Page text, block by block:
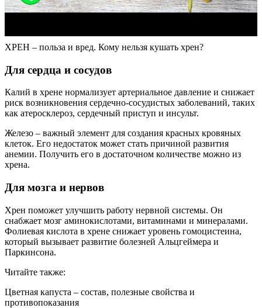
ХРЕН – польза и вред. Кому нельзя кушать хрен?
Для сердца и сосудов
Калий в хрене нормализует артериальное давление и снижает
риск возникновения сердечно-сосудистых заболеваний, таких
как атеросклероз, сердечный приступ и инсульт.
Железо – важный элемент для создания красных кровяных
клеток. Его недостаток может стать причиной развития
анемии. Получить его в достаточном количестве можно из
хрена.
Для мозга и нервов
Хрен поможет улучшить работу нервной системы. Он
снабжает мозг аминокислотами, витаминами и минералами.
Фолиевая кислота в хрене снижает уровень гомоцистеина,
который вызывает развитие болезней Альцгеймера и
Паркинсона.
Читайте также:
Цветная капуста – состав, полезные свойства и
противопоказания